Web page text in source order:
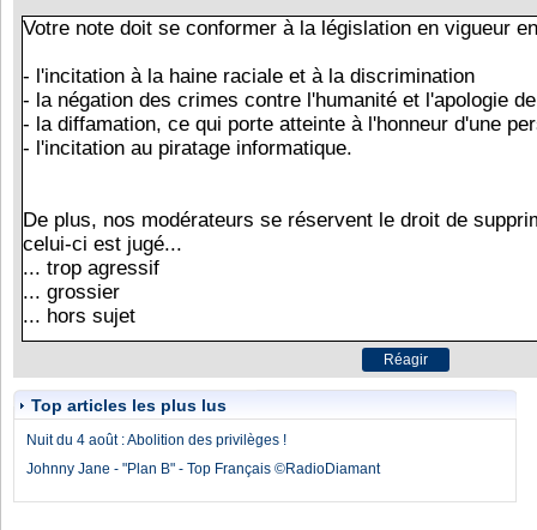
Top articles les plus lus
Nuit du 4 août : Abolition des privilèges !
Johnny Jane - "Plan B" - Top Français ©RadioDiamant